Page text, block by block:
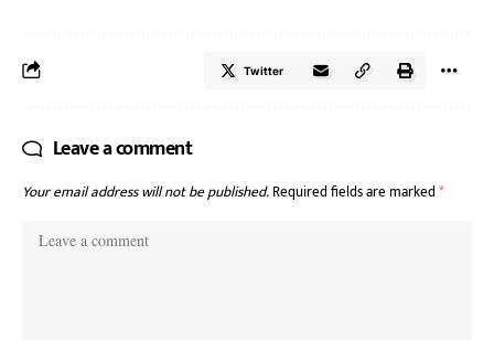
Twitter
Leave a comment
Your email address will not be published.Required fields are marked*